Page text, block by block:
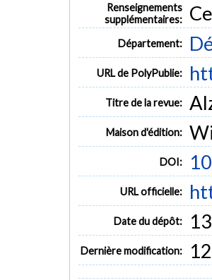
Renseignements
supplémentaires:
Département:
URL de PolyPublie:
Titre de la revue:
Maison d'édition:
DOI:
URL officielle:
Date du dépôt:
Dernière modification: